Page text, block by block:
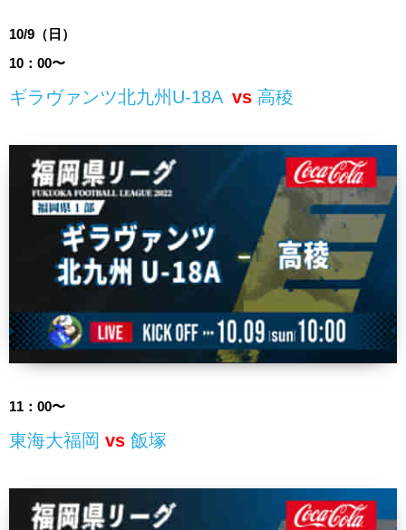
10/9（日）
10：00〜
ギラヴァンツ北九州U-18A vs 高稜
11：00〜
東海大福岡 vs 飯塚